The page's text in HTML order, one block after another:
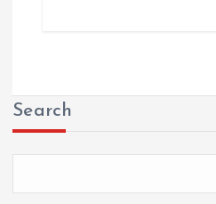
Search